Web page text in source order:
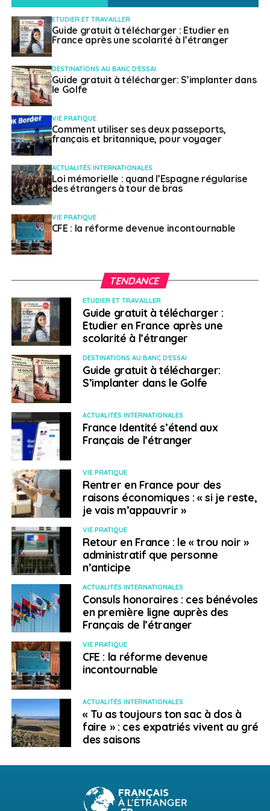
A SUIVRE
EURES : Austria – Germany – Netherlands day
NE RATEZ PAS
“L’Académie Notre Europe – Institut Jacques
Delors“ propose un parcours civique européen
Français à l'étranger
ETUDIER ET TRAVAILLER
Guide gratuit à télécharger : Etudier en
France après une scolarité à l’étranger
DESTINATIONS AU BANC D'ESSAI
Guide gratuit à télécharger: S’implanter dans
le Golfe
VIE PRATIQUE
Comment utiliser ses deux passeports,
français et britannique, pour voyager
ACTUALITÉS INTERNATIONALES
Loi mémorielle : quand l’Espagne régularise
des étrangers à tour de bras
VIE PRATIQUE
CFE : la réforme devenue incontournable
TENDANCE
ETUDIER ET TRAVAILLER
Guide gratuit à télécharger :
Etudier en France après une
scolarité à l’étranger
DESTINATIONS AU BANC D'ESSAI
Guide gratuit à télécharger:
S’implanter dans le Golfe
ACTUALITÉS INTERNATIONALES
France Identité s’étend aux
Français de l’étranger
VIE PRATIQUE
Rentrer en France pour des
raisons économiques : « si je reste,
je vais m’appauvrir »
VIE PRATIQUE
Retour en France : le « trou noir »
administratif que personne
n’anticipe
ACTUALITÉS INTERNATIONALES
Consuls honoraires : ces bénévoles
en première ligne auprès des
Français de l’étranger
VIE PRATIQUE
CFE : la réforme devenue
incontournable
ACTUALITÉS INTERNATIONALES
« Tu as toujours ton sac à dos à
faire » : ces expatriés vivent au gré
des saisons